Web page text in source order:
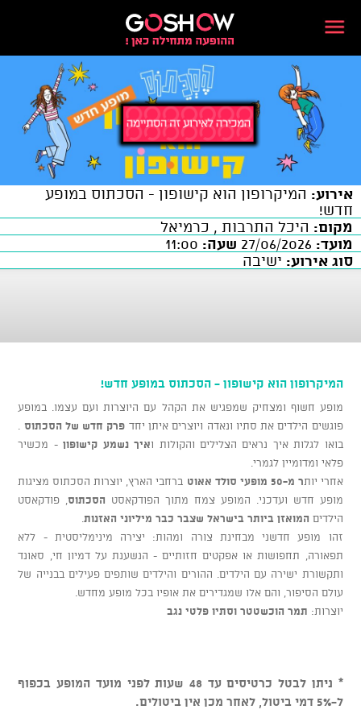
אירוע: המיקרופון הוא קישופון - הסכתוס במופע
חדש!
מקום: היכל התרבות , כרמיאל
מועד:
שעה:
סוג אירוע: ישיבה
המיקרופון הוא קישופון - הסכתוס במופע חדש!
מופע חשוף ומצחיק שמפגיש את הקהל עם היוצרות ועם עצמו. במופע
פוגשים הילדים את סתיו ונאדה ויוצרים איתן יחד פרק חדש של הסכתוס
בואו לגלות איך נראים הצלילים והקולות ואיך נשמע קישופון- מכשיר
פלאי ומדומיין לגמרי.
אחרי יותר מ-50 מופעי סולד אאוט
ברחבי הארץ, יוצרות הסכתוס מציגות
מופע חדש ועדכני. המופע צמח מתוך הפודקאסט הסכתוס , פודקאסט
הילדים המואזן ביותר בישראל שצבר כבר מיליוני האזנות
זהו מופע חדשני מבחינת צורה ומהות: יצירה מינימליסטית - ללא
תפאורה, תחפושות או אפקטים חזותיים - הנשענת על דמיון חי, סאונד
ותקשורת ישירה עם הילדים. ההורים והילדים שותפים פעילים בבנייה של
עולם הסיפור, והם אלו שמגדירים את אופיו בכל מופע מחדש.
יוצרות: תמר הוכשטטר וסתיו פלטי נגב
* ניתן לבטל כרטיסים עד 48 שעות לפני מועד המופע בכפוף
ל-5% דמי ביטול, לאחר מכן אין ביטולים.